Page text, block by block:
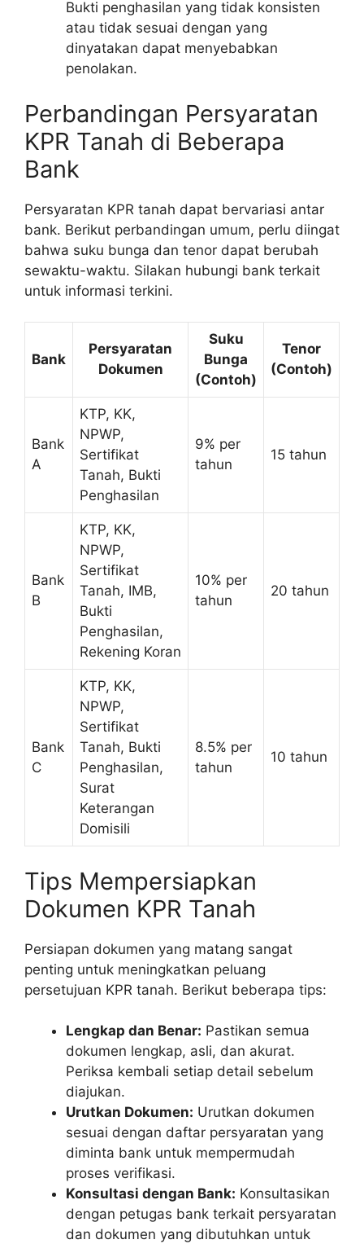
Bukti penghasilan yang tidak konsisten
atau tidak sesuai dengan yang
dinyatakan dapat menyebabkan
penolakan.
Perbandingan Persyaratan
KPR Tanah di Beberapa
Bank
Persyaratan KPR tanah dapat bervariasi antar
bank. Berikut perbandingan umum, perlu diingat
bahwa suku bunga dan tenor dapat berubah
sewaktu-waktu. Silakan hubungi bank terkait
untuk informasi terkini.
Bank
Persyaratan
Dokumen
Suku
Bunga
(Contoh)
Tenor
(Contoh)
Bank
A
KTP, KK,
NPWP,
Sertifikat
Tanah, Bukti
Penghasilan
9% per
tahun
15 tahun
Bank
B
KTP, KK,
NPWP,
Sertifikat
Tanah, IMB,
Bukti
Penghasilan,
Rekening Koran
10% per
tahun
20 tahun
Bank
C
KTP, KK,
NPWP,
Sertifikat
Tanah, Bukti
Penghasilan,
Surat
Keterangan
Domisili
8.5% per
tahun
10 tahun
Tips Mempersiapkan
Dokumen KPR Tanah
Persiapan dokumen yang matang sangat
penting untuk meningkatkan peluang
persetujuan KPR tanah. Berikut beberapa tips:
Lengkap dan Benar: Pastikan semua
dokumen lengkap, asli, dan akurat.
Periksa kembali setiap detail sebelum
diajukan.
Urutkan Dokumen: Urutkan dokumen
sesuai dengan daftar persyaratan yang
diminta bank untuk mempermudah
proses verifikasi.
Konsultasi dengan Bank: Konsultasikan
dengan petugas bank terkait persyaratan
dan dokumen yang dibutuhkan untuk